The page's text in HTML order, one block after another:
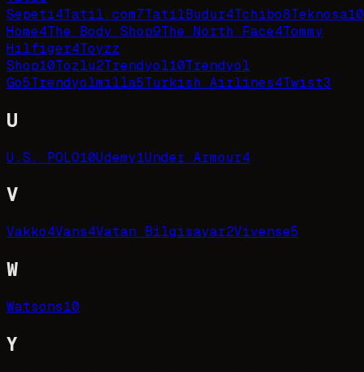
Sepeti4Tatil.com7TatilBudur4Tchibo8Teknosa10
Home4The Body Shop9The North Face4Tommy
Hilfiger4Toyzz
Shop10Tozlu2Trendyol10Trendyol
Go5Trendyolmilla5Turkish Airlines4Twist3
U
U.S. POLO10Udemy1Under Armour4
V
Vakko4Vans4Vatan Bilgisayar2Vivense5
W
Watsons10
Y